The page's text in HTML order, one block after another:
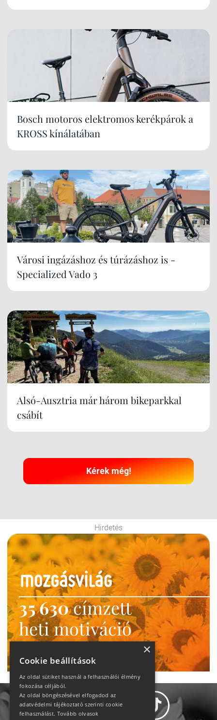
Bosch motoros elektromos kerékpárok a
KROSS kínálatában
Városi ingázáshoz és túrázáshoz is -
Specialized Vado 3
Alsó-Ausztria már három bikeparkkal
csábít
Kérek még!
Hirdetés
35 630címzett
heti motiváció
Ne maradj le!
×
Cookie beállítások
Az oldal sütiket használ a felhasználói élmény
fokozása céljából.
Az oldal böngészésével elfogadod az
adatvédelmi tájékoztató szerinti cookie
felhasználást. Tovább olvasok